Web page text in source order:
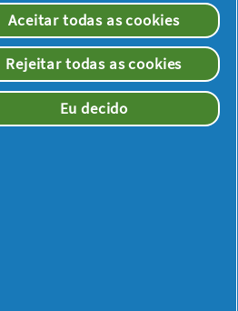
Aceitar todas as cookies
Rejeitar todas as cookies
Eu decido